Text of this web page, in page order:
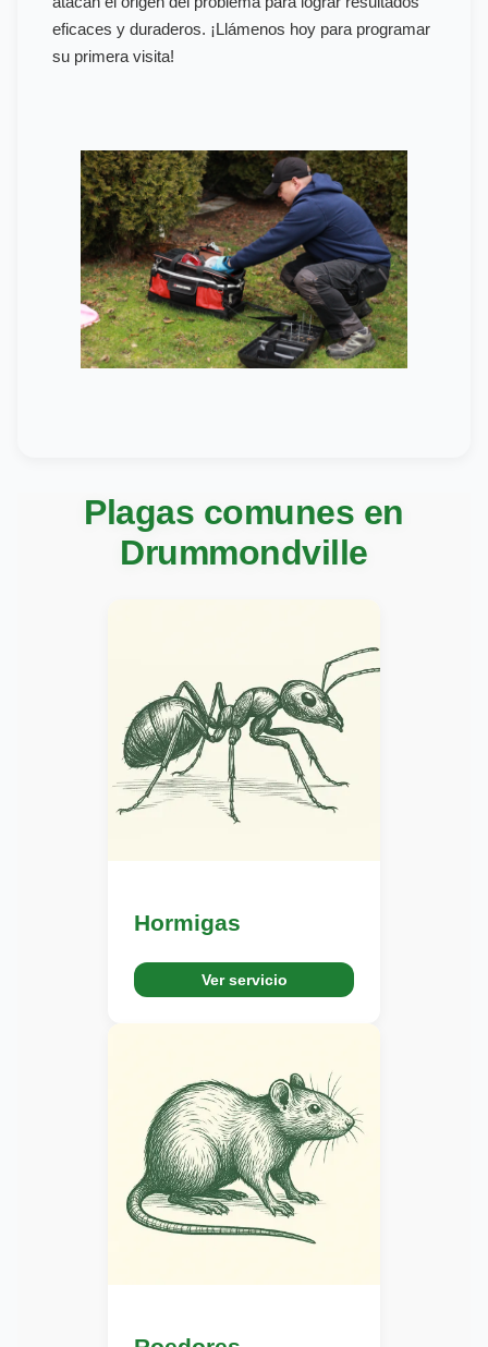
eficaces y duraderos. ¡Llámenos hoy para programar
su primera visita!
Plagas comunes en
Drummondville
Hormigas
Ver servicio